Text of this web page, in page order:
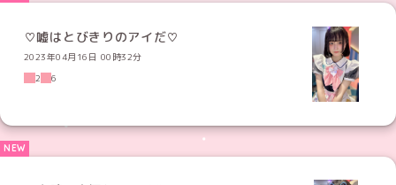
♡嘘はとびきりのアイだ♡
2023年04月16日 00時32分
2
6